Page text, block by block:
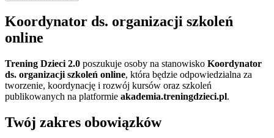
Koordynator ds. organizacji szkoleń
online
Trening Dzieci 2.0 poszukuje osoby na stanowisko Koordynator
ds. organizacji szkoleń online, która będzie odpowiedzialna za
tworzenie, koordynację i rozwój kursów oraz szkoleń
publikowanych na platformie akademia.treningdzieci.pl.
Twój zakres obowiązków